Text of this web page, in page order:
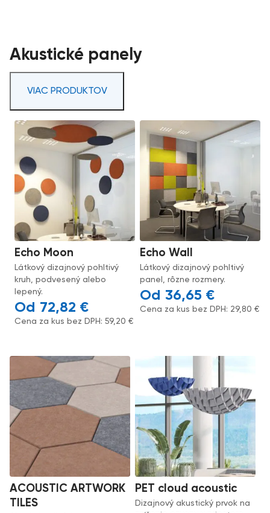
Akustické panely
VIAC PRODUKTOV
Echo Moon
Látkový dizajnový pohltivý
kruh, podvesený alebo
lepený.
72,82 €
Cena za kus bez DPH:59,20€
Echo Wall
Látkový dizajnový pohltivý
panel, rôzne rozmery.
36,65 €
Cena za kus bez DPH: 29,80€
ACOUSTIC ARTWORK
TILES
PET cloud acoustic
Dizajnový akustický prvok na